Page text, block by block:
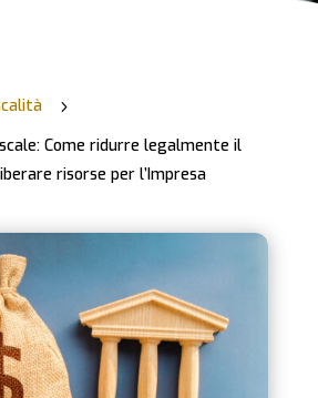
5
Come ridurre legalmente il
risorse per l’Impresa